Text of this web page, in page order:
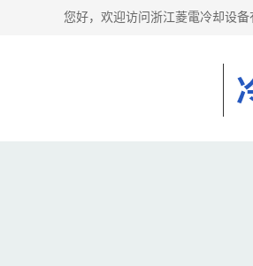
您好，欢迎访问浙江菱電冷却设备